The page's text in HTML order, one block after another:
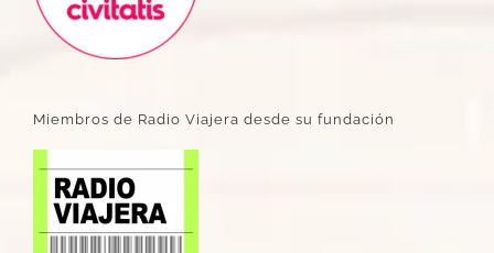
Miembros de Radio Viajera desde su fundación